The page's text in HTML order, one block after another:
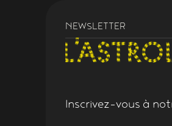
NEWSLETTER
Inscrivez-vous à